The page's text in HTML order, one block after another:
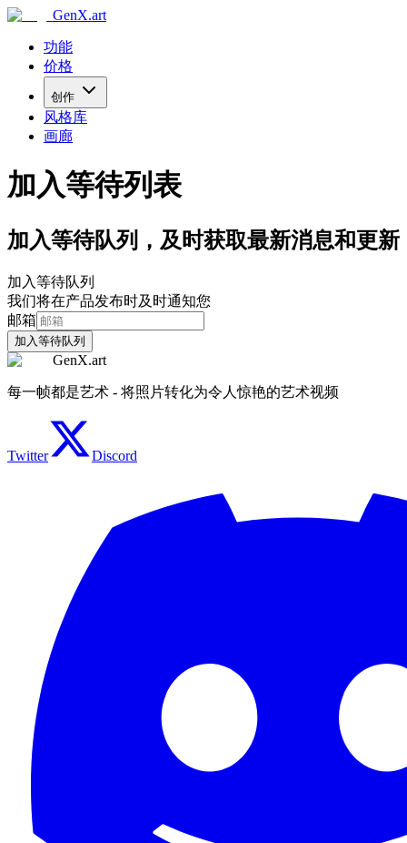
GenX.art
功能
价格
创作
风格库
画廊
加入等待列表
加入等待队列，及时获取最新消息和更新
加入等待队列
我们将在产品发布时及时通知您
邮箱
加入等待队列
GenX.art
每一帧都是艺术 - 将照片转化为令人惊艳的艺术视频
Twitter Discord